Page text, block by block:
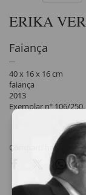
ERIKA
Faiança
40 x 16 x 16 cm
faiança
2013
Exemplar nº 106/250.
Compartilhar